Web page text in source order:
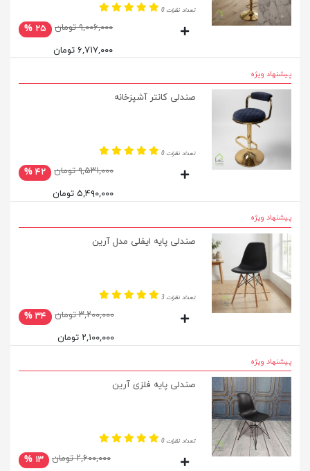
تعداد نظرات 0
۹,۰۰۶,۰۰۰ تومان
۲۵ %
۶,۷۱۷,۰۰۰ تومان
پیشنهاد ویژه
صندلی کانتر آشپزخانه
تعداد نظرات 0
۹,۵۳۱,۰۰۰ تومان
۴۲ %
۵,۴۹۰,۰۰۰ تومان
پیشنهاد ویژه
صندلی پایه ایفلی مدل آرین
تعداد نظرات 3
۳,۲۰۰,۰۰۰ تومان
۳۴ %
۲,۱۰۰,۰۰۰ تومان
پیشنهاد ویژه
صندلی پایه فلزی آرین
تعداد نظرات 0
۲,۶۰۰,۰۰۰ تومان
۱۳ %